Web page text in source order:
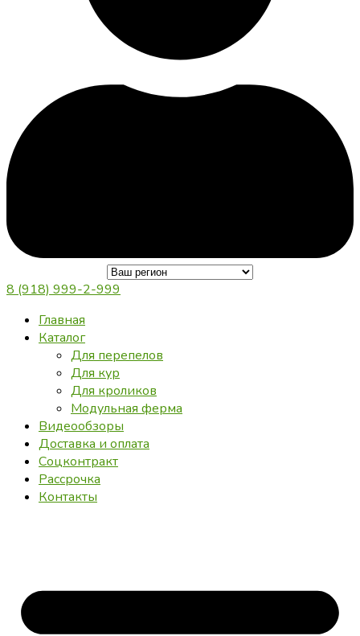
8 (918) 999-2-999
Главная
Каталог
Для перепелов
Для кур
Для кроликов
Модульная ферма
Видеообзоры
Доставка и оплата
Соцконтракт
Рассрочка
Контакты